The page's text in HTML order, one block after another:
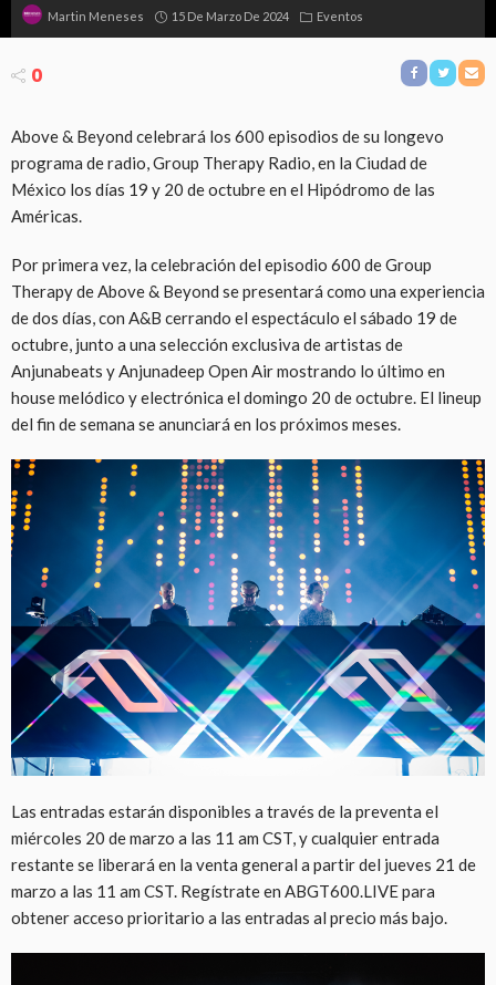
Martin Meneses 15 De Marzo De 2024 Eventos
0
Above & Beyond celebrará los 600 episodios de su longevo
programa de radio, Group Therapy Radio, en la Ciudad de
México los días 19 y 20 de octubre en el Hipódromo de las
Américas.
Por primera vez, la celebración del episodio 600 de Group
Therapy de Above & Beyond se presentará como una experiencia
de dos días, con A&B cerrando el espectáculo el sábado 19 de
octubre, junto a una selección exclusiva de artistas de
Anjunabeats y Anjunadeep Open Air mostrando lo último en
house melódico y electrónica el domingo 20 de octubre. El lineup
del fin de semana se anunciará en los próximos meses.
Las entradas estarán disponibles a través de la preventa el
miércoles 20 de marzo a las 11 am CST, y cualquier entrada
restante se liberará en la venta general a partir del jueves 21 de
marzo a las 11 am CST. Regístrate en ABGT600.LIVE para
obtener acceso prioritario a las entradas al precio más bajo.